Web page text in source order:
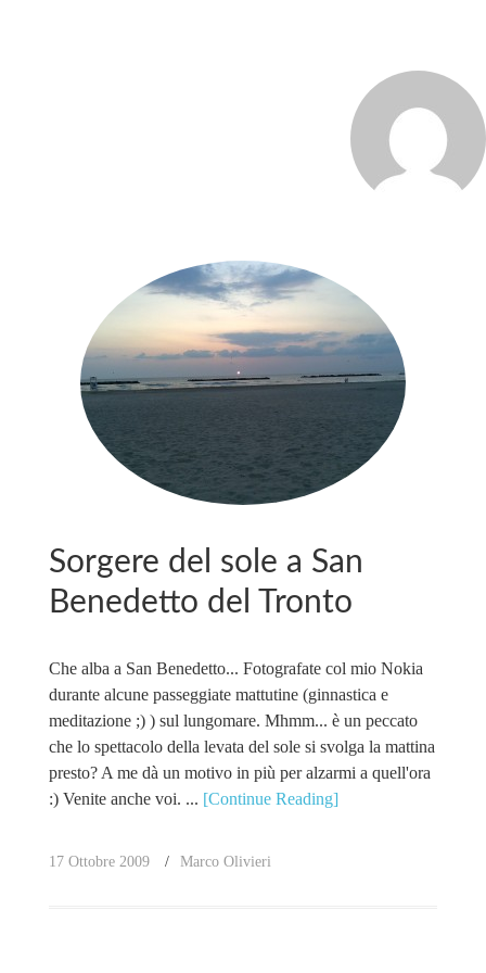
Sorgere del sole a San
Benedetto del Tronto
Che alba a San Benedetto... Fotografate col mio Nokia
durante alcune passeggiate mattutine (ginnastica e
meditazione ;) ) sul lungomare. Mhmm... è un peccato
che lo spettacolo della levata del sole si svolga la mattina
presto? A me dà un motivo in più per alzarmi a quell'ora
:) Venite anche voi. ... [Continue Reading]
17 Ottobre 2009 Marco Olivieri